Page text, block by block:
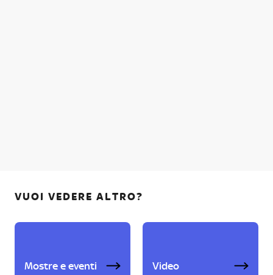
VUOI VEDERE ALTRO?
Mostre e eventi Video